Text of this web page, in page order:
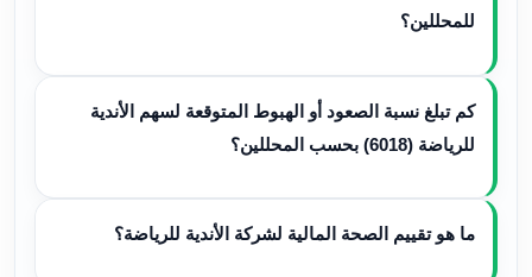
للمحللين؟
كم تبلغ نسبة الصعود أو الهبوط المتوقعة لسهم الأندية
للرياضة (6018) بحسب المحللين؟
ما هو تقييم الصحة المالية لشركة الأندية للرياضة؟